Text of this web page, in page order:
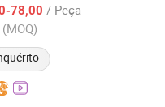
78,00 / Peça
(MOQ)
2022